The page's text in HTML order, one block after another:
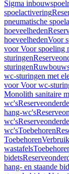
Sigma
spoelactivering
pneumatische
hoeveelheden
hoeveelhedenVoor
voor Voor spoeling
sturingen
sturingen
wc-sturingen met
voor Voor wc-
Monolith sanitaire
wc's
hang-wc's
wc's
wc'sToebehoren
Toebehoren
wastafels
bidets
hang- en staande